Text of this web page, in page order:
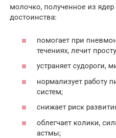
молочко, полученное из
достоинства:
помогает при
течениях, лечит
устраняет судороги,
нормализует работу
систем;
снижает риск
облегчает колики,
астмы;